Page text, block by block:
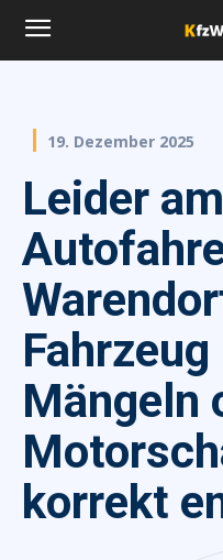
19. Dezember 2025
Leider
Mängeln
korrekt